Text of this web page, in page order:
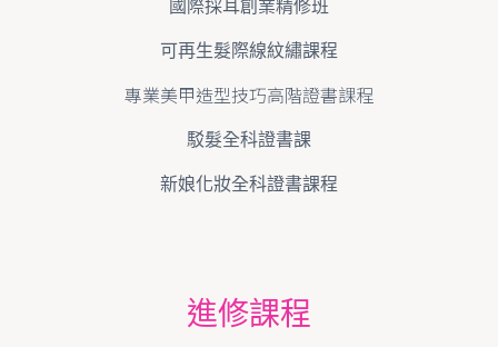
國際採耳創業精修班
可再生髮際線紋繡課程
專業美甲造型技巧高階證書課程
駁髮全科證書課
新娘化妝全科證書課程
進修課程